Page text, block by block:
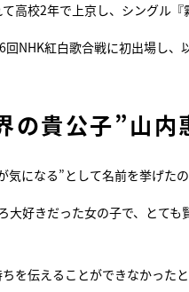
高校2年で上京し、シングル『
NHK紅白歌合戦に初出場し、
貴公子”山内
気になる”として名前を挙げた
大好きだった女の子で、とても
を伝えることができなかった